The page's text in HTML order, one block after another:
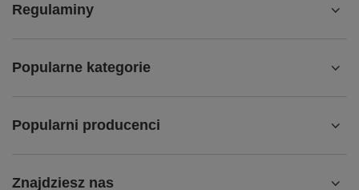
Regulaminy
Popularne kategorie
Popularni producenci
Znajdziesz nas